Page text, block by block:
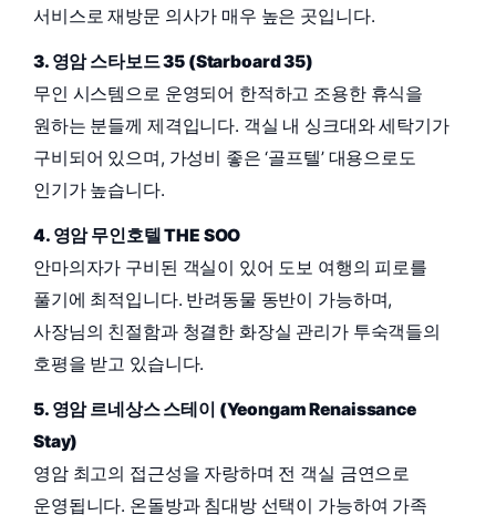
서비스로 재방문 의사가 매우 높은 곳입니다.
3. 영암 스타보드 35 (Starboard 35)
무인 시스템으로 운영되어 한적하고 조용한 휴식을
원하는 분들께 제격입니다. 객실 내 싱크대와 세탁기가
구비되어 있으며, 가성비 좋은 ‘골프텔’ 대용으로도
인기가 높습니다.
4. 영암 무인호텔 THE SOO
안마의자가 구비된 객실이 있어 도보 여행의 피로를
풀기에 최적입니다. 반려동물 동반이 가능하며,
사장님의 친절함과 청결한 화장실 관리가 투숙객들의
호평을 받고 있습니다.
5. 영암 르네상스 스테이 (Yeongam Renaissance
Stay)
영암 최고의 접근성을 자랑하며 전 객실 금연으로
운영됩니다. 온돌방과 침대방 선택이 가능하여 가족